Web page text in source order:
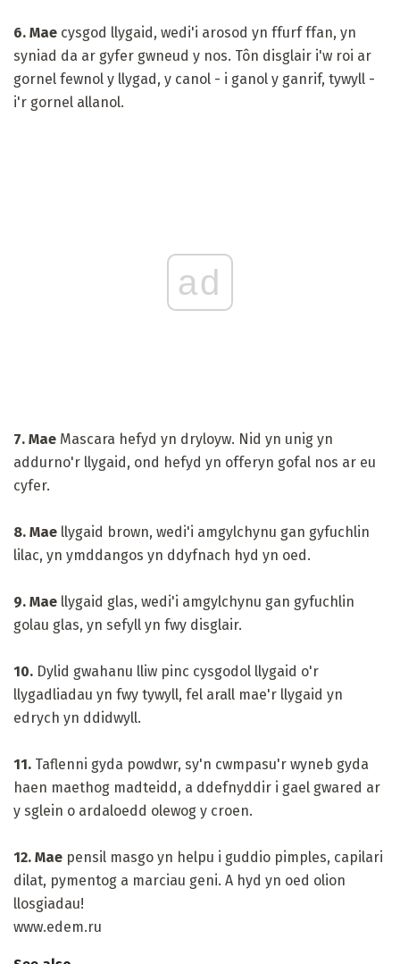
6. Mae cysgod llygaid, wedi'i arosod yn ffurf ffan, yn
syniad da ar gyfer gwneud y nos. Tôn disglair i'w roi ar
gornel fewnol y llygad, y canol - i ganol y ganrif, tywyll -
i'r gornel allanol.
ad
7. Mae Mascara hefyd yn dryloyw. Nid yn unig yn
addurno'r llygaid, ond hefyd yn offeryn gofal nos ar eu
cyfer.
8. Mae llygaid brown, wedi'i amgylchynu gan gyfuchlin
lilac, yn ymddangos yn ddyfnach hyd yn oed.
9. Mae llygaid glas, wedi'i amgylchynu gan gyfuchlin
golau glas, yn sefyll yn fwy disglair.
10. Dylid gwahanu lliw pinc cysgodol llygaid o'r
llygadliadau yn fwy tywyll, fel arall mae'r llygaid yn
edrych yn ddidwyll.
11. Taflenni gyda powdwr, sy'n cwmpasu'r wyneb gyda
haen maethog madteidd, a ddefnyddir i gael gwared ar
y sglein o ardaloedd olewog y croen.
12. Mae pensil masgo yn helpu i guddio pimples, capilari
dilat, pymentog a marciau geni. A hyd yn oed olion
llosgiadau!
www.edem.ru